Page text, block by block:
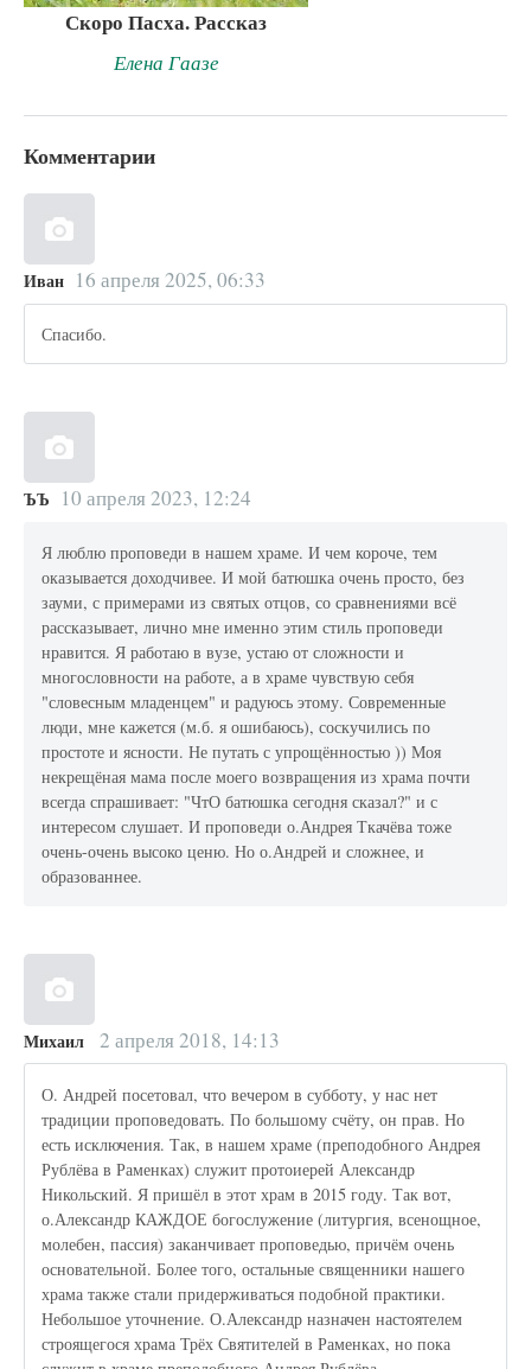
Скоро Пасха. Рассказ
Елена Гаазе
Комментарии
Иван 16 апреля 2025, 06:33
Спасибо.
ЪЪ 10 апреля 2023, 12:24
Я люблю проповеди в нашем храме. И чем короче, тем
оказывается доходчивее. И мой батюшка очень просто, без
зауми, с примерами из святых отцов, со сравнениями всё
рассказывает, лично мне именно этим стиль проповеди
нравится. Я работаю в вузе, устаю от сложности и
многословности на работе, а в храме чувствую себя
"словесным младенцем" и радуюсь этому. Современные
люди, мне кажется (м.б. я ошибаюсь), соскучились по
простоте и ясности. Не путать с упрощённостью )) Моя
некрещёная мама после моего возвращения из храма почти
всегда спрашивает: "ЧтО батюшка сегодня сказал?" и с
интересом слушает. И проповеди о.Андрея Ткачёва тоже
очень-очень высоко ценю. Но о.Андрей и сложнее, и
образованнее.
Михаил 2 апреля 2018, 14:13
О. Андрей посетовал, что вечером в субботу, у нас нет
традиции проповедовать. По большому счёту, он прав. Но
есть исключения. Так, в нашем храме (преподобного Андрея
Рублёва в Раменках) служит протоиерей Александр
Никольский. Я пришёл в этот храм в 2015 году. Так вот,
о.Александр КАЖДОЕ богослужение (литургия, всенощное,
молебен, пассия) заканчивает проповедью, причём очень
основательной. Более того, остальные священники нашего
храма также стали придерживаться подобной практики.
Небольшое уточнение. О.Александр назначен настоятелем
строящегося храма Трёх Святителей в Раменках, но пока